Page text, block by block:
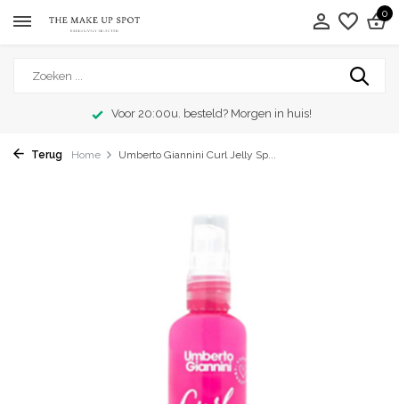
0
Voor 20:00u. besteld? Morgen in huis!
Terug Home Umberto Giannini Curl Jelly Sp...